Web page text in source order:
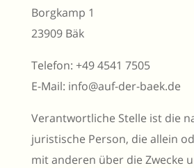
Borgkamp 1
23909 Bäk
Telefon: +49 4541 7505
E-Mail: info@auf-der-baek.de
Verantwortliche Stelle ist die
juristische Person, die allein
mit anderen über die Zwecke